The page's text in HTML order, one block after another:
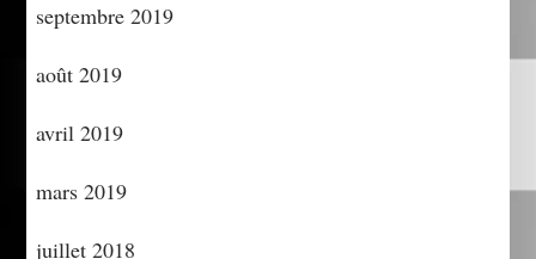
septembre 2019
août 2019
avril 2019
mars 2019
juillet 2018